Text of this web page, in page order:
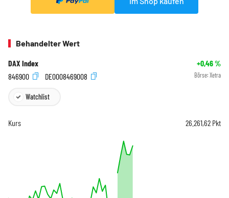
Behandelter Wert
DAX Index +0,46%
846900
DE0008469008 Börse: Xetra
Watchlist
Kurs 26.261,62 Pkt